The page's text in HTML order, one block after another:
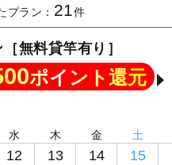
プラン： 21件
無料貸竿有り］
ポイント還元
水
12
木
13
金
14
土
15